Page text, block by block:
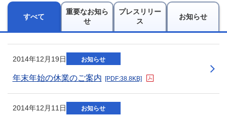
すべて
重要なお知ら
せ
プレスリリー
ス
お知らせ
2014年12月19日 お知らせ
年末年始の休業のご案内 [PDF:38.8KB]
新規ウィンドウを開きます
2014年12月11日 お知らせ
新規ウィンドウを開きます